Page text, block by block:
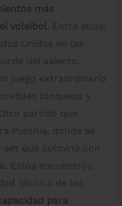
más
voleibol. Entre ellos,
Unidos en las
del asiento.
juego extraordinario
bloqueos y
partido que
Polonia, donde se
que culminó con
Estos encuentros
técnica de los
para